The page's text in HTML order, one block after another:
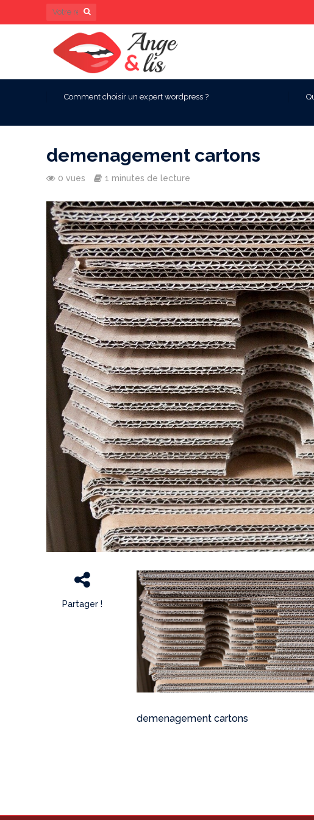
Comment choisir un expert wordpress ?
demenagement cartons
0 vues 1 minutes de lecture
Partager !
demenagement cartons